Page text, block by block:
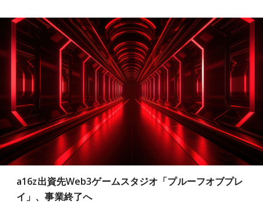
a16z出資先Web3ゲームスタジオ「プルーフオブプレ
イ」、事業終了へ